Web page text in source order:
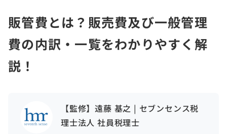
販管費とは？販売費及び一般管理
費の内訳・一覧をわかりやすく解
説！
【監修】遠藤 基之 | セブンセンス税
理士法人 社員税理士